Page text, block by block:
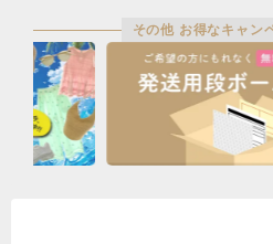
その他 お得なキャン